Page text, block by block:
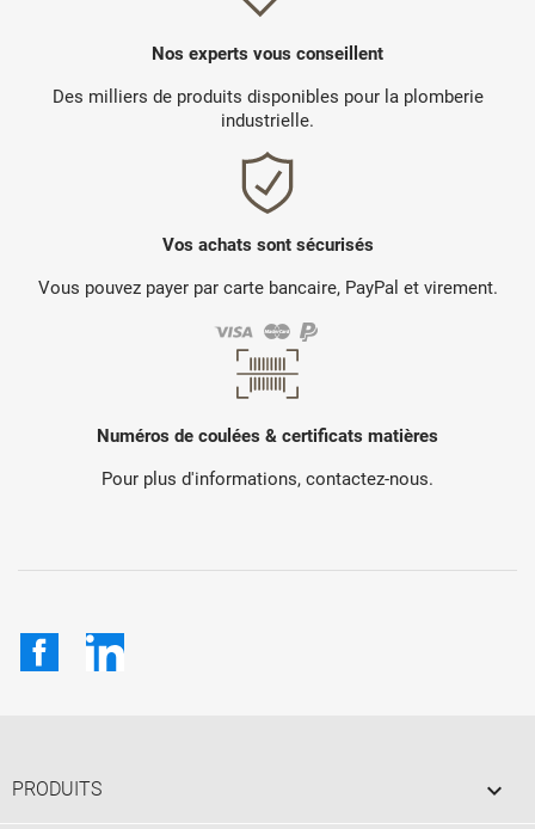
Nos experts vous conseillent
Des milliers de produits disponibles pour la plomberie
industrielle.
Vos achats sont sécurisés
Vous pouvez payer par carte bancaire, PayPal et virement.
Numéros de coulées & certificats matières
Pour plus d'informations, contactez-nous.
FacebookLinkedIn
PRODUITS 